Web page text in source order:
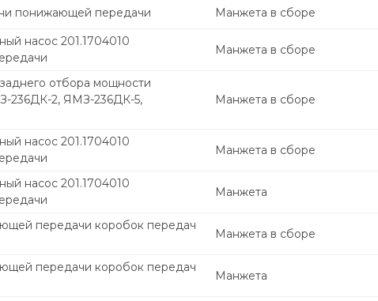
понижающей передачи Манжета в сборе
насос 201.1704010
Манжета в сборе
отбора мощности
236ДК-2, ЯМЗ-236ДК-5,
Манжета в сборе
насос 201.1704010
Манжета в сборе
насос 201.1704010
Манжета
передачи коробок передач
Манжета в сборе
передачи коробок передач
Манжета